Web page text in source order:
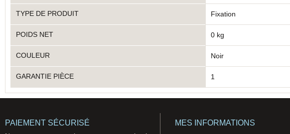
TYPE DE PRODUIT Fixation
POIDS NET 0 kg
COULEUR Noir
GARANTIE PIÈCE 1
PAIEMENT SÉCURISÉ MES INFORMATIONS